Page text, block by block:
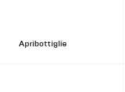
Apribottiglie